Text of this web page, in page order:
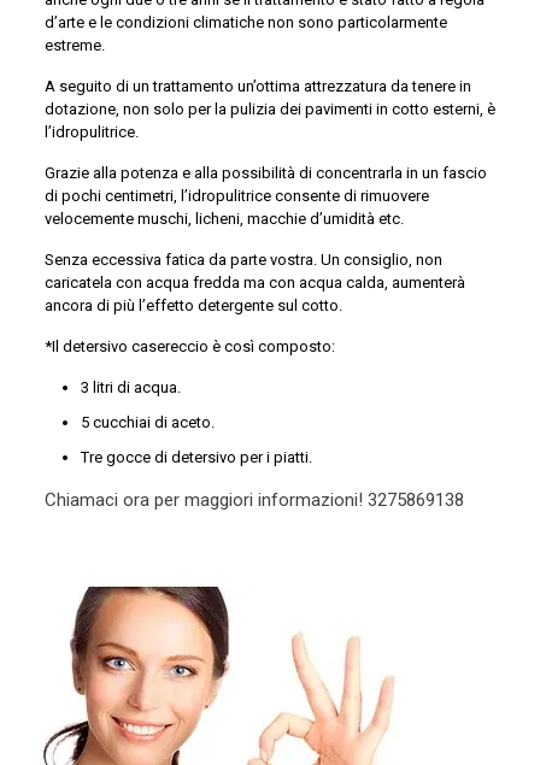
d’arte e le condizioni climatiche non sono particolarmente
estreme.
A seguito di un trattamento un’ottima attrezzatura da tenere in
dotazione, non solo per la pulizia dei pavimenti in cotto esterni, è
l’idropulitrice.
Grazie alla potenza e alla possibilità di concentrarla in un fascio
di pochi centimetri, l’idropulitrice consente di rimuovere
velocemente muschi, licheni, macchie d’umidità etc.
Senza eccessiva fatica da parte vostra. Un consiglio, non
caricatela con acqua fredda ma con acqua calda, aumenterà
ancora di più l’effetto detergente sul cotto.
*Il detersivo casereccio è così composto:
3 litri di acqua.
5 cucchiai di aceto.
Tre gocce di detersivo per i piatti.
Chiamaci ora per maggiori informazioni! 3275869138